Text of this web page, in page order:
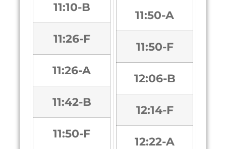
11:10-B
11:26-F
11:26-A
11:42-B
11:50-F
11:50-A
11:50-F
12:06-B
12:14-F
12:22-A